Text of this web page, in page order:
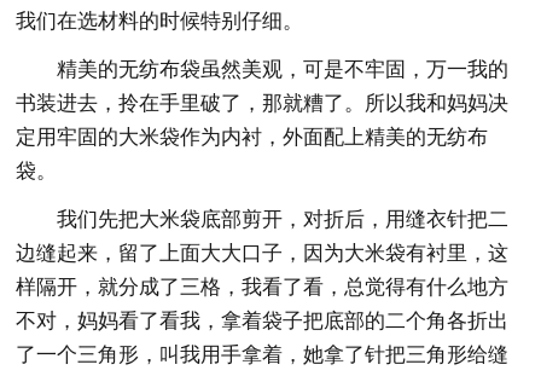
我们在选材料的时候特别仔细。
精美的无纺布袋虽然美观，可是不牢固，万一我的
书装进去，拎在手里破了，那就糟了。所以我和妈妈决
定用牢固的大米袋作为内衬，外面配上精美的无纺布
袋。
我们先把大米袋底部剪开，对折后，用缝衣针把二
边缝起来，留了上面大大口子，因为大米袋有衬里，这
样隔开，就分成了三格，我看了看，总觉得有什么地方
不对，妈妈看了看我，拿着袋子把底部的二个角各折出
了一个三角形，叫我用手拿着，她拿了针把三角形给缝